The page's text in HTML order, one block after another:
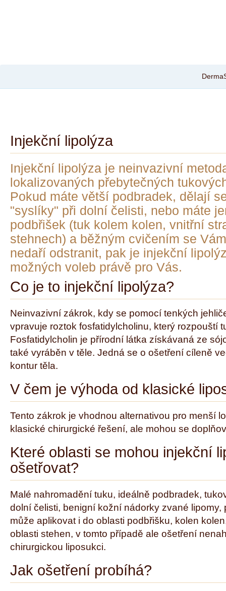
Injekční lipolýza
Injekční lipolýza je neinvazivní
lokalizovaných přebytečných
Pokud máte větší podbradek, dělají
"syslíky" při dolní čelisti, nebo máte
podbřišek (tuk kolem kolen, vnitřní
stehnech) a běžným cvičením se
nedaří odstranit, pak je injekční
možných voleb právě pro Vás.
Co je to injekční lipolýza?
Neinvazivní zákrok, kdy se pomocí tenkých
vpravuje roztok fosfatidylcholinu, který rozpouští
Fosfatidylcholin je přírodní látka získávaná ze
také vyráběn v těle. Jedná se o ošetření cíleně
kontur těla.
V čem je výhoda od klasické
Tento zákrok je vhodnou alternativou pro menší
klasické chirurgické řešení, ale mohou se
Které oblasti se mohou injekční
ošetřovat?
Malé nahromadění tuku, ideálně podbradek,
dolní čelisti, benigní kožní nádorky zvané lipomy,
může aplikovat i do oblasti podbřišku, kolen
oblasti stehen, v tomto případě ale ošetření
chirurgickou liposukci.
Jak ošetření probíhá?